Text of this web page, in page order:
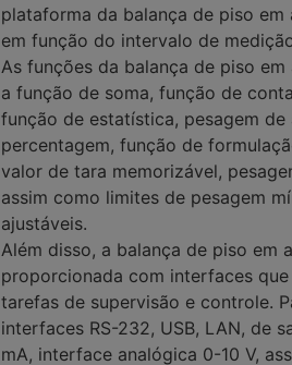
plataforma da balança de piso
em função do intervalo de
As funções da balança de piso
a função de soma, função de
função de estatística, pesagem de
percentagem, função de
valor de tara memorizável,
assim como limites de pesagem
ajustáveis.
Além disso, a balança de piso em
proporcionada com interfaces
tarefas de supervisão e controle.
interfaces RS-232, USB, LAN, de
mA, interface analógica 0-10 V,